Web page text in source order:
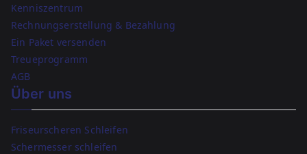
Kenniszentrum
Rechnungserstellung & Bezahlung
Ein Paket versenden
Treueprogramm
AGB
Über uns
Friseurscheren Schleifen
Schermesser schleifen